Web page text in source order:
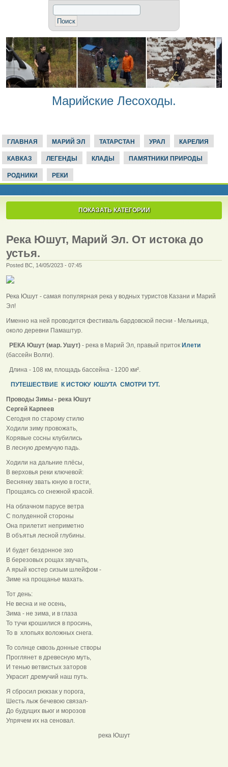
Марийские Лесоходы.
ГЛАВНАЯ МАРИЙ ЭЛ ТАТАРСТАН УРАЛ КАРЕЛИЯ
КАВКАЗ ЛЕГЕНДЫ КЛАДЫ ПАМЯТНИКИ ПРИРОДЫ
РОДНИКИ РЕКИ
ПОКАЗАТЬ КАТЕГОРИИ
Река Юшут, Марий Эл. От истока до
устья.
Posted ВС, 14/05/2023 - 07:45
Река Юшут - самая популярная река у водных туристов Казани и Марий
Эл!
Именно на ней проводится фестиваль бардовской песни - Мельница,
около деревни Памаштур.
РЕКА Юшут (мар. Ушут) - река в Марий Эл, правый приток Илети
(бассейн Волги).
Длина - 108 км, площадь бассейна - 1200 км².
ПУТЕШЕСТВИЕ К ИСТОКУ ЮШУТА СМОТРИ ТУТ.
Проводы Зимы - река Юшут
Сергей Карпеев
Сегодня по старому стилю
Ходили зиму провожать,
Корявые сосны клубились
В лесную дремучую падь.
Ходили на дальние плёсы,
В верховья реки ключевой:
Веснянку звать юную в гости,
Прощаясь со снежной красой.
На облачном парусе ветра
С полуденной стороны
Она прилетит неприметно
В объятья лесной глубины.
И будет бездонное эхо
В березовых рощах звучать,
А ярый костер сизым шлейфом -
Зиме на прощанье махать.
Тот день:
Не весна и не осень,
Зима - не зима, и в глаза
То тучи крошилися в просинь,
То в хлопьях воложных снега.
То солнце сквозь донные створы
Проглянет в древесную муть,
И тенью ветвистых заторов
Украсит дремучий наш путь.
Я сбросил рюкзак у порога,
Шесть лыж бечевою связал-
До будущих вьюг и морозов
Упрячем их на сеновал.
река Юшут